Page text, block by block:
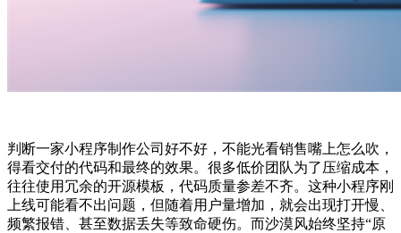
判断一家小程序制作公司好不好，不能光看销售嘴上怎么吹，
得看交付的代码和最终的效果。很多低价团队为了压缩成本，
往往使用冗余的开源模板，代码质量参差不齐。这种小程序刚
上线可能看不出问题，但随着用户量增加，就会出现打开慢、
频繁报错、甚至数据丢失等致命硬伤。而沙漠风始终坚持“原